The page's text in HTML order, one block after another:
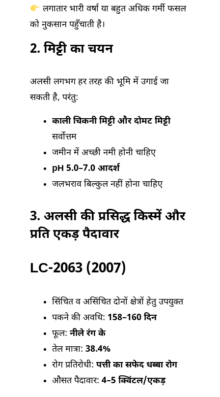
लगातार भारी वर्षा या बहुत अधिक गर्मी फसल
को नुकसान पहुँचाती है।
2. मिट्टी का चयन
अलसी लगभग हर तरह की भूमि में उगाई जा
सकती है, परंतु:
काली चिकनी मिट्टी और दोमट मिट्टी
सर्वोत्तम
जमीन में अच्छी नमी होनी चाहिए
pH 5.0–7.0 आदर्श
जलभराव बिल्कुल नहीं होना चाहिए
3. अलसी की प्रसिद्ध किस्में और
प्रति एकड़ पैदावार
LC-2063 (2007)
सिंचित व असिंचित दोनों क्षेत्रों हेतु उपयुक्त
पकने की अवधि: 158–160 दिन
फूल: नीले रंग के
तेल मात्रा: 38.4%
रोग प्रतिरोधी: पत्ती का सफेद धब्बा रोग
औसत पैदावार: 4–5 क्विंटल/एकड़